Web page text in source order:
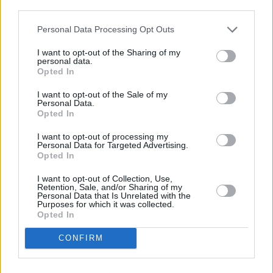
negar su consentimiento. Tenga en cuenta que algún
de su consentimiento, pero usted tiene el derecho de
rechazar tal procesamiento. Sus preferencias se aplicarán
cualquier momento entrando de nuevo en este sitio web o
visitando nuestra política de privacidad.
Personal Data Processing Opt Outs
I want to opt-out of the Sharing of my
personal data.
Opted In
I want to opt-out of the Sale of my
Personal Data.
Opted In
I want to opt-out of processing my
Personal Data for Targeted Advertising.
Opted In
I want to opt-out of Collection, Use,
Retention, Sale, and/or Sharing of my
Personal Data that Is Unrelated with the
Purposes for which it was collected.
Opted In
CONFIRM